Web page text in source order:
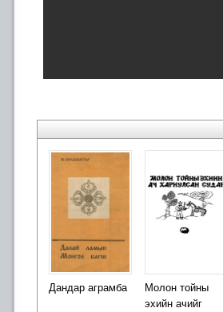
Дандар аграмба
Молон тойны
эхийн ачийг